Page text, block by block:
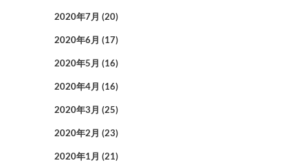
2020年7月 (20)
2020年6月 (17)
2020年5月 (16)
2020年4月 (16)
2020年3月 (25)
2020年2月 (23)
2020年1月 (21)